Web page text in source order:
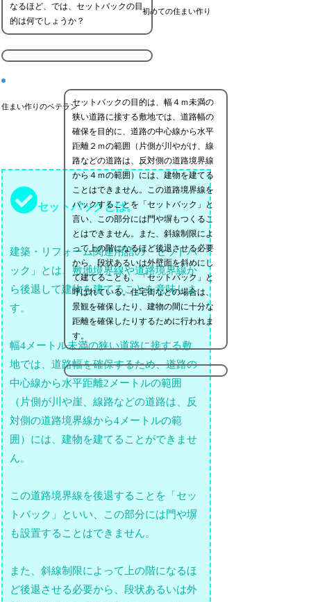
初めての住まい作り
なるほど、では、セットバックの目
的は何でしょうか？
住まい作りのベテランセットバックの目的は、幅４ｍ未満の
狭い道路に接する敷地では、道路幅の
確保を目的に、道路の中心線から水平
距離２ｍの範囲（片側が川やがけ、線
路などの道路は、反対側の道路境界線
から４ｍの範囲）には、建物を建てる
ことはできません。この道路境界線を
バックすることを「セットバック」と
言い、この部分には門や塀もつくるこ
とはできません。また、斜線制限によ
って上の階になるほど後退させる必要
から、段状あるいは外壁面を斜めにし
て建てることも、「セットバック」と
呼ばれている。住宅街などの場合は、
景観を確保したり、建物の間に十分な
距離を確保したりするために行われま
す。
セットバックとは。
建築・リフォーム関連用語の「セットバ
ック」とは、敷地境界線や道路境界線か
ら後退して建物を建てることを意味しま
す。
幅4メートル未満の狭い道路に接する敷
地では、道路幅を確保するため、道路の
中心線から水平距離2メートルの範囲
（片側が川や崖、線路などの道路は、反
対側の道路境界線から4メートルの範
囲）には、建物を建てることができませ
ん。
この道路境界線を後退することを「セッ
トバック」といい、この部分には門や塀
も設置することはできません。
また、斜線制限によって上の階になるほ
ど後退させる必要から、段状あるいは外